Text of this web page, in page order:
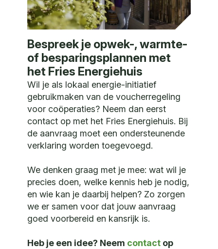
Bespreek je opwek-, warmte-
of besparingsplannen met
het Fries Energiehuis
Wil je als lokaal energie-initiatief
gebruikmaken van de voucherregeling
voor coöperaties? Neem dan eerst
contact op met het Fries Energiehuis. Bij
de aanvraag moet een ondersteunende
verklaring worden toegevoegd.
We denken graag met je mee: wat wil je
precies doen, welke kennis heb je nodig,
en wie kan je daarbij helpen? Zo zorgen
we er samen voor dat jouw aanvraag
goed voorbereid en kansrijk is.
Heb je een idee? Neem contact op